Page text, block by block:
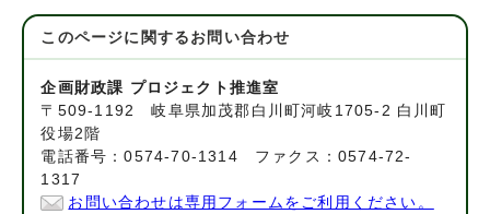
このページに関する お問い合わせ
企画財政課 プロジェクト推進室
〒509-1192 岐阜県加茂郡白川町河岐1705-2 白川町
役場2階
電話番号：0574-70-1314 ファクス：0574-72-
1317
お問い合わせは専用フォームをご利用ください。